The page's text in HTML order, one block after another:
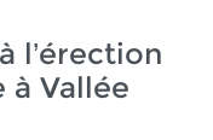
l’érection
à Vallée